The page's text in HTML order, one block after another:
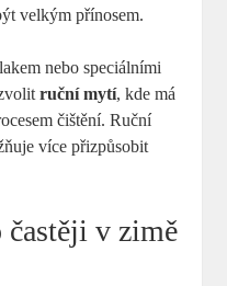
velkým přínosem.
nebo speciálními
ruční mytí, kde má
čištění. Ruční
více přizpůsobit
v zimě